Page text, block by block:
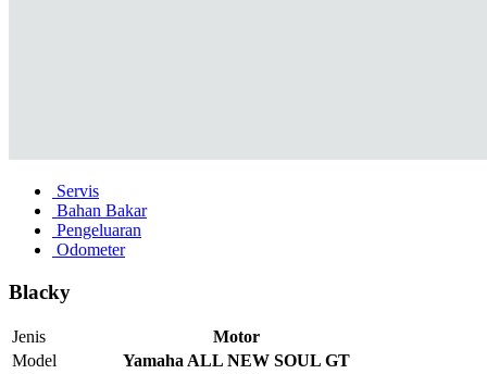
Servis
Bahan Bakar
Pengeluaran
Odometer
Blacky
Jenis
Motor
Model
Yamaha ALL NEW SOUL GT